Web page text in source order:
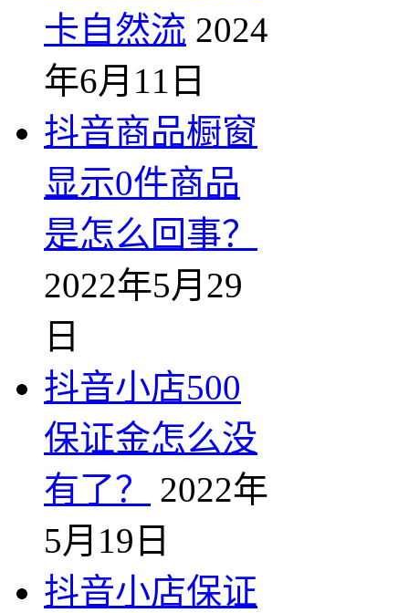
卡自然流 2024
年6月11日
抖音商品橱窗
显示0件商品
是怎么回事？
2022年5月29
日
抖音小店500
保证金怎么没
有了？
2022年
5月19日
抖音小店保证